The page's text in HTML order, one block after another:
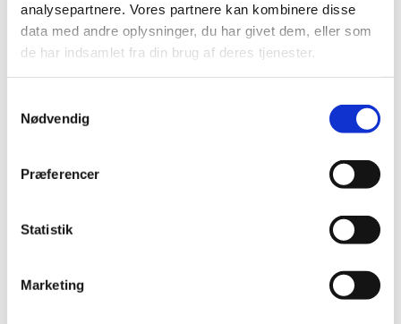
analysepartnere. Vores partnere kan kombinere disse
data med andre oplysninger, du har givet dem, eller som
de har indsamlet fra din brug af deres tjenester.
Nødvendig
Præferencer
Statistik
Marketing
Lars Hansen
ljh@effection.dk